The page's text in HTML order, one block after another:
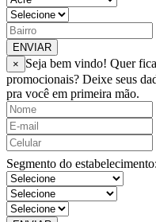
ENVIAR
×
Seja bem vindo! Quer
promocionais? Deixe seus
pra você em primeira mão.
Segmento do estabelecimento: